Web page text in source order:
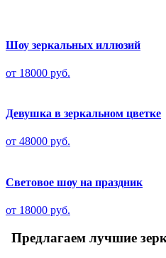
Шоу зеркальных иллюзий
от 18000 руб.
Девушка в зеркальном цветке
от 48000 руб.
Световое шоу на праздник
от 18000 руб.
Предлагаем лучшие